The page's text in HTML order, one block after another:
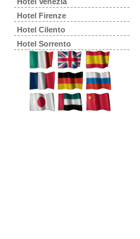
Hotel Firenze
Hotel Cilento
Hotel Sorrento